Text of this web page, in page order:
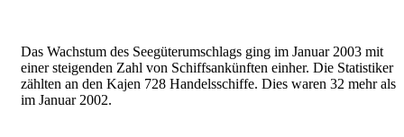
Das Wachstum des Seegüterumschlags ging im Januar 2003 mit
einer steigenden Zahl von Schiffsankünften einher. Die Statistiker
zählten an den Kajen 728 Handelsschiffe. Dies waren 32 mehr als
im Januar 2002.